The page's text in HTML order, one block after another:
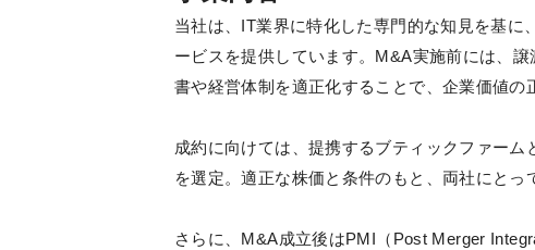
当社は、IT業界に特化した専門的な知見を基
ービスを提供しています。M&A実施前には、
書や経営体制を適正化することで、企業価値の
成約に向けては、提携するブティックファー
を選定。適正な株価と条件のもと、両社にとっ
さらに、M&A成立後はPMI（Post Merger